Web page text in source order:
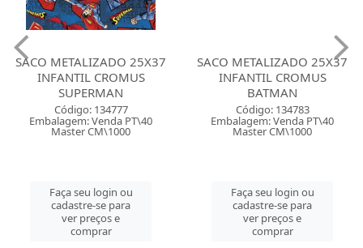
SACO METALIZADO 25X37
INFANTIL CROMUS
SUPERMAN
Código: 134777
Embalagem: Venda PT\40
Master CM\1000
Faça seu login ou
cadastre-se para
ver preços e
comprar
SACO METALIZADO 25X37
INFANTIL CROMUS
BATMAN
Código: 134783
Embalagem: Venda PT\40
Master CM\1000
Faça seu login ou
cadastre-se para
ver preços e
comprar